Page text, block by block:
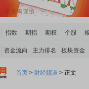
指数 期指 期权 个股
资金流向 主力排名 板块资金
首页 > 财经频道 > 正文